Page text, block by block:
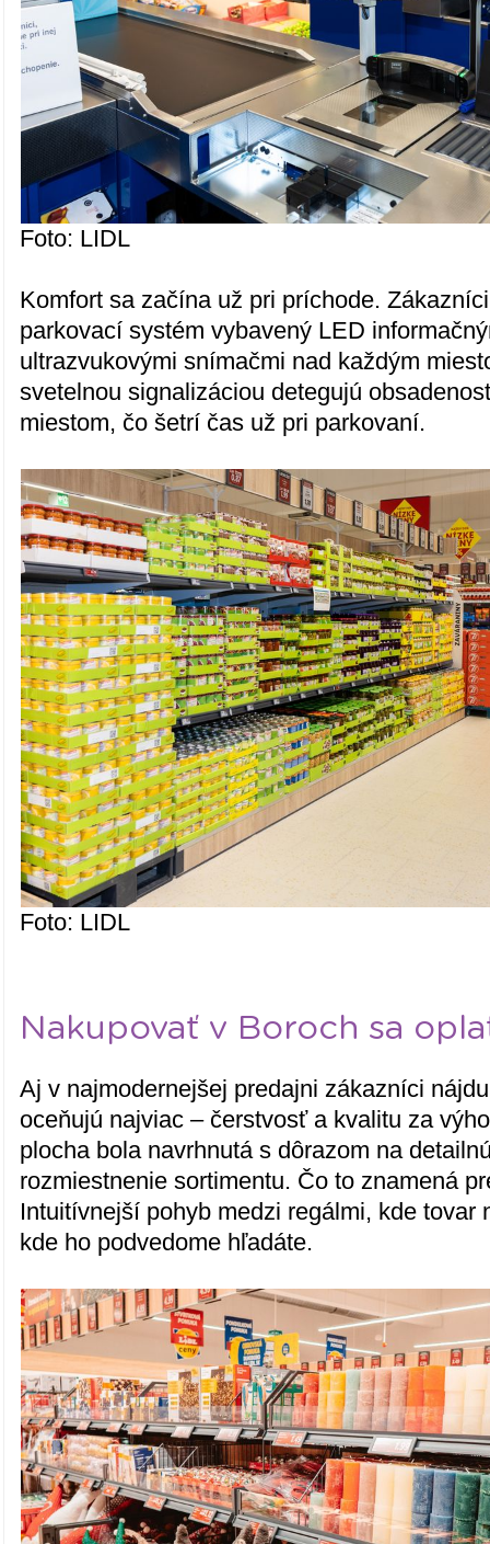
Foto: LIDL
Komfort sa začína už pri príchode.
parkovací systém vybavený LED
ultrazvukovými snímačmi nad každým
svetelnou signalizáciou detegujú
miestom, čo šetrí čas už pri parkovaní.
Foto: LIDL
Nakupovať v Boroch sa
Aj v najmodernejšej predajni zákazníci
oceňujú najviac – čerstvosť a kvalitu za
plocha bola navrhnutá s dôrazom na
rozmiestnenie sortimentu. Čo to znamená
Intuitívnejší pohyb medzi regálmi, kde tovar
kde ho podvedome hľadáte.